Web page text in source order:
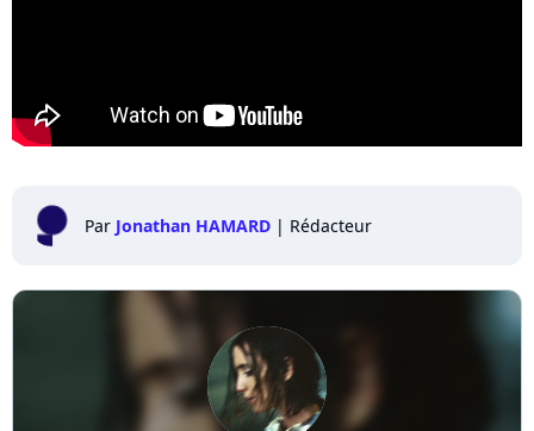
Par Jonathan HAMARD | Rédacteur